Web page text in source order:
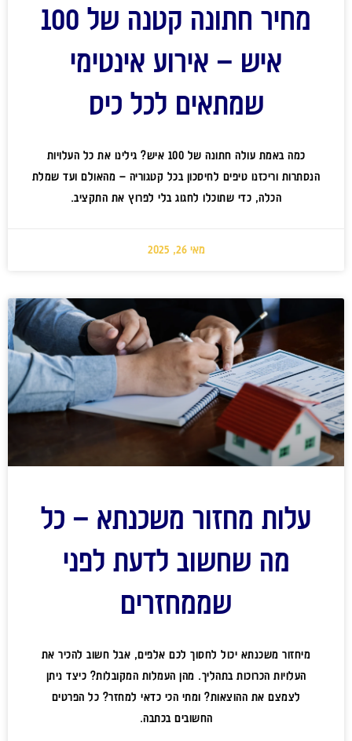
מחיר חתונה קטנה של 100
איש – אירוע אינטימי
שמתאים לכל כיס
כמה באמת עולה חתונה של 100 איש? גילינו את כל העלויות
הנסתרות וריכזנו טיפים לחיסכון בכל קטגוריה – מהאולם ועד שמלת
הכלה, כדי שתוכלו לחגוג בלי לפרוץ את התקציב.
מאי 26, 2025
עלות מחזור משכנתא – כל
מה שחשוב לדעת לפני
שממחזרים
מיחזור משכנתא יכול לחסוך לכם אלפים, אבל חשוב להכיר את
העלויות הכרוכות בתהליך. מהן העמלות המקובלות? כיצד ניתן
לצמצם את ההוצאות? ומתי הכי כדאי למחזר? כל הפרטים
החשובים בכתבה.